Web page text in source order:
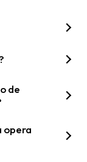
de
opera